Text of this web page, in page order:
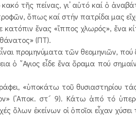
τῆς πείνας, γι’ αὐτό καί ὁ
ὅπως καί στήν πατρίδα μας
ἕνας «ἵππος χλωρός», ἕνα
(ΠΤ).
προμηνύματα τῶν θεομηνιῶν, πού
ὁ ῞Αγιος εἶδε ἕνα ὅραμα πού
«ὑποκάτω τοῦ θυσιαστηρίου
(᾿Αποκ. στ´ 9). Κάτω ἀπό τό
ὅλων ἐκείνων οἱ ὁποῖοι εἶχαν